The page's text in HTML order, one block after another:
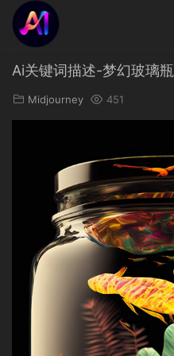
Ai关键词描述-梦幻玻璃瓶
Midjourney 451